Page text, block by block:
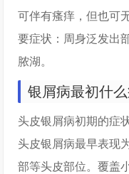
可伴有瘙痒，但也可
要症状：周身泛发出
脓湖。
银屑病最初什
头皮银屑病初期的症
头皮银屑病最早表现
部等头皮部位。覆盖